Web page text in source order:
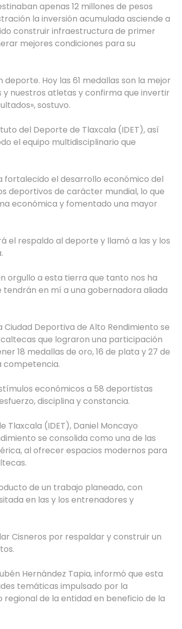
apenas 12 millones de pesos
la inversión acumulada asciende a
construir infraestructura de primer
mejores condiciones para su
Hoy las 61 medallas son la mejor
nuestros atletas y confirma que invertir
sostuvo.
del Deporte de Tlaxcala (IDET), así
el equipo multidisciplinario que
fortalecido el desarrollo económico del
deportivos de carácter mundial, lo que
económica y fomentado una mayor
el respaldo al deporte y llamó a las y los
orgullo a esta tierra que tanto nos ha
tendrán en mí a una gobernadora aliada
Deportiva de Alto Rendimiento se
que lograron una participación
18 medallas de oro, 16 de plata y 27 de
competencia.
económicos a 58 deportistas
disciplina y constancia.
Tlaxcala (IDET), Daniel Moncayo
se consolida como una de las
al ofrecer espacios modernos para
de un trabajo planeado, con
en las y los entrenadores y
Cisneros por respaldar y construir un
Hernández Tapia, informó que esta
temáticas impulsado por la
de la entidad en beneficio de la